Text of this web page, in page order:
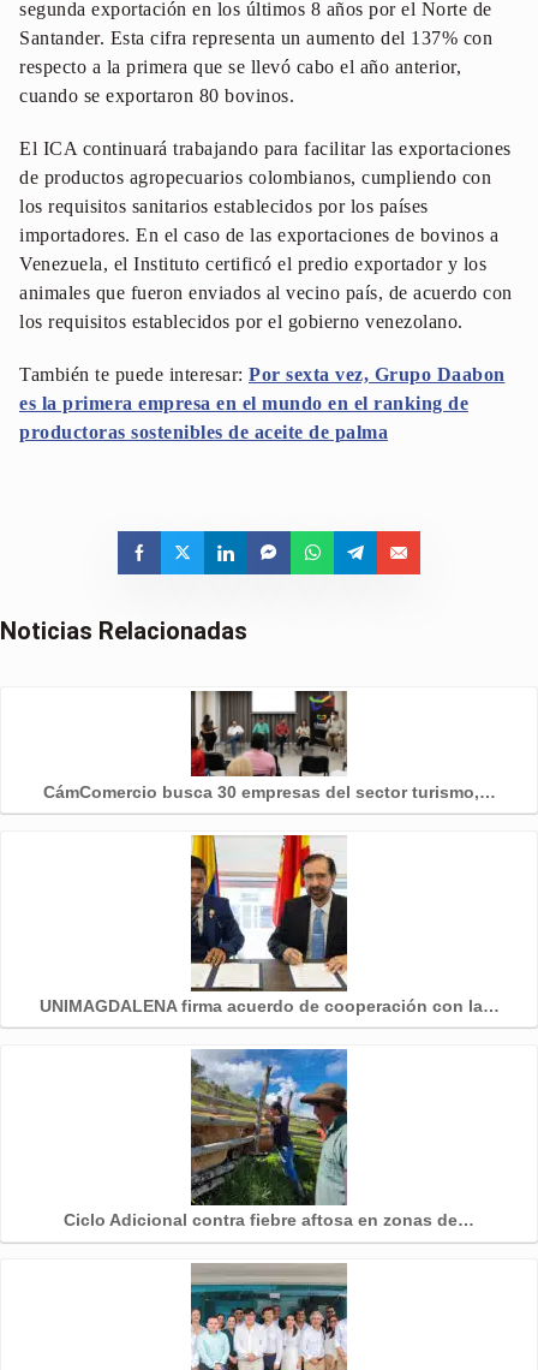
segunda exportación en los últimos 8 años por el Norte de
Santander. Esta cifra representa un aumento del 137% con
respecto a la primera que se llevó cabo el año anterior,
cuando se exportaron 80 bovinos.
El ICA continuará trabajando para facilitar las exportaciones
de productos agropecuarios colombianos, cumpliendo con
los requisitos sanitarios establecidos por los países
importadores. En el caso de las exportaciones de bovinos a
Venezuela, el Instituto certificó el predio exportador y los
animales que fueron enviados al vecino país, de acuerdo con
los requisitos establecidos por el gobierno venezolano.
También te puede interesar: Por sexta vez, Grupo Daabon
es la primera empresa en el mundo en el ranking de
productoras sostenibles de aceite de palma
Noticias Relacionadas
CámComercio busca 30 empresas del sector turismo,…
UNIMAGDALENA firma acuerdo de cooperación con la…
Ciclo Adicional contra fiebre aftosa en zonas de…